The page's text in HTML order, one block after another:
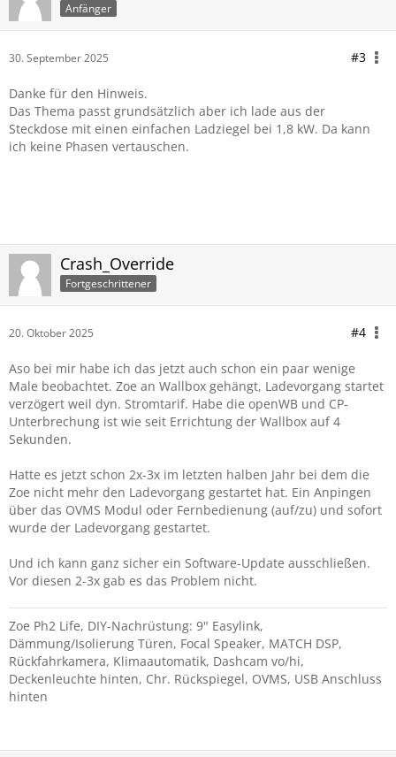
Anfänger
30. September 2025 #3
Danke für den Hinweis.
Das Thema passt grundsätzlich aber ich lade aus der
Steckdose mit einen einfachen Ladziegel bei 1,8 kW. Da kann
ich keine Phasen vertauschen.
Crash_Override
Fortgeschrittener
20. Oktober 2025 #4
Aso bei mir habe ich das jetzt auch schon ein paar wenige
Male beobachtet. Zoe an Wallbox gehängt, Ladevorgang startet
verzögert weil dyn. Stromtarif. Habe die openWB und CP-
Unterbrechung ist wie seit Errichtung der Wallbox auf 4
Sekunden.
Hatte es jetzt schon 2x-3x im letzten halben Jahr bei dem die
Zoe nicht mehr den Ladevorgang gestartet hat. Ein Anpingen
über das OVMS Modul oder Fernbedienung (auf/zu) und sofort
wurde der Ladevorgang gestartet.
Und ich kann ganz sicher ein Software-Update ausschließen.
Vor diesen 2-3x gab es das Problem nicht.
Zoe Ph2 Life, DIY-Nachrüstung: 9" Easylink,
Dämmung/Isolierung Türen, Focal Speaker, MATCH DSP,
Rückfahrkamera, Klimaautomatik, Dashcam vo/hi,
Deckenleuchte hinten, Chr. Rückspiegel, OVMS, USB Anschluss
hinten